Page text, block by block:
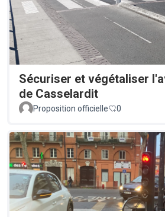
Sécuriser et végétaliser
de Casselardit
Proposition officielle 0